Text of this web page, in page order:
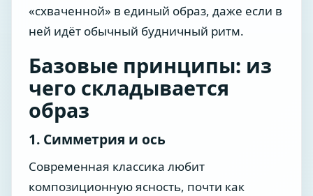
«схваченной» в единый образ, даже если в
ней идёт обычный будничный ритм.
Базовые принципы: из
чего складывается
образ
1. Симметрия и ось
Современная классика любит
композиционную ясность, почти как